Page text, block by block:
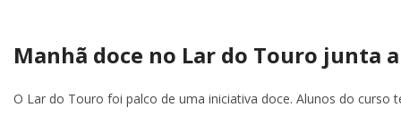
Manhã doce no Lar do Touro junta
O Lar do Touro foi palco de uma iniciativa doce. Alunos do